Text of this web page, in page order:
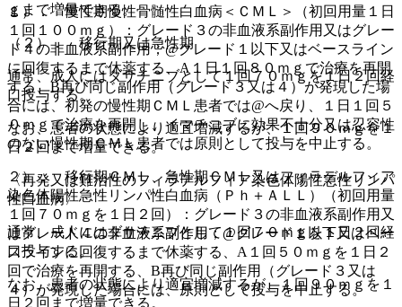
１）． 慢性期慢性骨髄性白血病＜ＣＭＬ＞（初回用量１日
１回１００ｍｇ）：グレード３の非血液系副作用又はグレー
ド４の非血液系副作用；@グレード１以下又はベースライン
に回復するまで休薬する、A１日１回８０ｍｇで治療を再開
する、B再び同じ副作用（グレード３又は４）が発現した場
合には、初発の慢性期ＣＭＬ患者では@へ戻り、１日１回５
０ｍｇで治療を再開し、イマチニブに効果不十分又は忍容性
のない慢性期ＣＭＬ患者では原則として投与を中止する。
２）． 移行期ＣＭＬ、急性期ＣＭＬ又はフィラデルフィア
染色体陽性急性リンパ性白血病（Ｐｈ＋ＡＬＬ）（初回用量
１回７０ｍｇを１日２回）：グレード３の非血液系副作用又
はグレード４の非血液系副作用；@グレード１以下又はベー
スラインに回復するまで休薬する、A１回５０ｍｇを１日２
回で治療を再開する、B再び同じ副作用（グレード３又は
４）が発現した場合には、原則として投与を中止する。
ｇまで増量できる。
（２）． 移行期又は急性期
通常、成人にはダサチニブとして１回７０ｍｇを１日２回経
口投与する。
なお、患者の状態により適宜増減するが、１回９０ｍｇを１
日２回まで増量できる。
〈再発又は難治性のフィラデルフィア染色体陽性急性リンパ
性白血病〉
通常、成人にはダサチニブとして１回７０ｍｇを１日２回経
口投与する。
なお、患者の状態により適宜増減するが、１回９０ｍｇを１
日２回まで増量できる。